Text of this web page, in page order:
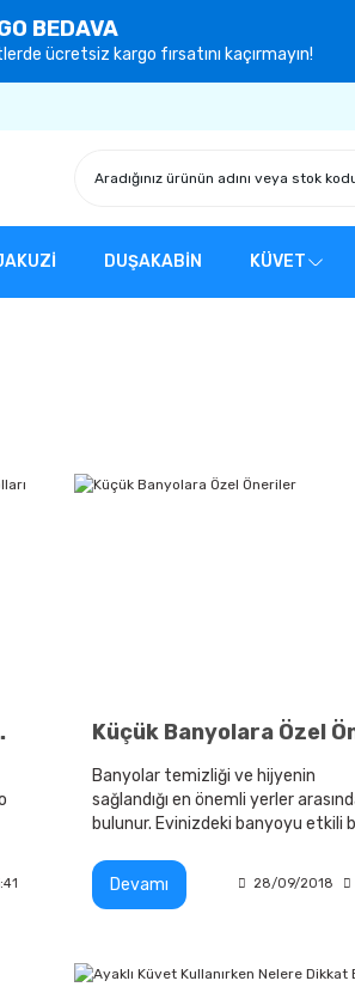
BEDAVA
ücretsiz kargo fırsatını kaçırmayın!
DUŞAKABİN KÜVET
Yolları
Banyolar temizliği ve hijyenin
sağlandığı en önemli yerler
bulunur. Evinizdeki banyoyu etkili
dikkat etmeniz gerekir.
Devamı 28/09/2018